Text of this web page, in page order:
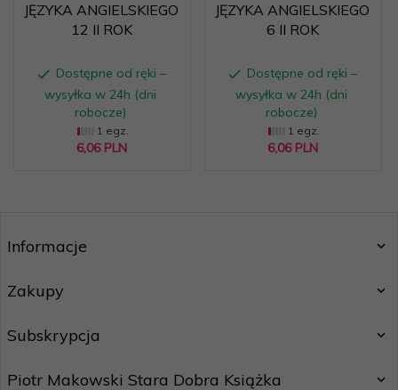
JĘZYKA ANGIELSKIEGO
12 II ROK
Dostępne od ręki –
wysyłka w 24h (dni
robocze)
1 egz.
6,06 PLN
JĘZYKA ANGIELSKIEGO
6 II ROK
Dostępne od ręki –
wysyłka w 24h (dni
robocze)
1 egz.
6,06 PLN
Informacje
Zakupy
Subskrypcja
Piotr Makowski Stara Dobra Książka